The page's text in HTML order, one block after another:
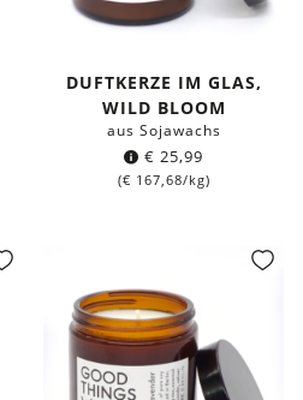
DUFTKERZE IM GLAS,
WILD BLOOM
aus Sojawachs
€ 25,99
(€ 167,68/kg)